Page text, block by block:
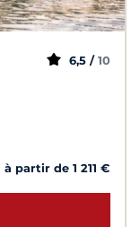
6,5 / 10
à partir de 1 211 €